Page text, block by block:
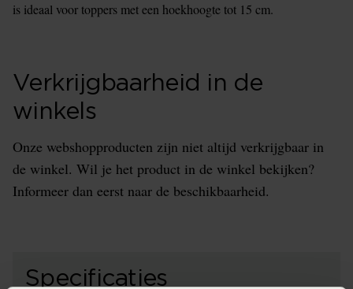
is ideaal voor toppers met een hoekhoogte tot 15 cm.
Verkrijgbaarheid in de
winkels
Onze webshopproducten zijn niet altijd verkrijgbaar in
de winkel. Wil je het product in de winkel bekijken?
Informeer dan eerst naar de beschikbaarheid.
Specificaties